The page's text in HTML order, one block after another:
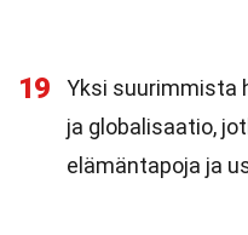
19
Yksi suurimmista
ja globalisaatio,
elämäntapoja ja